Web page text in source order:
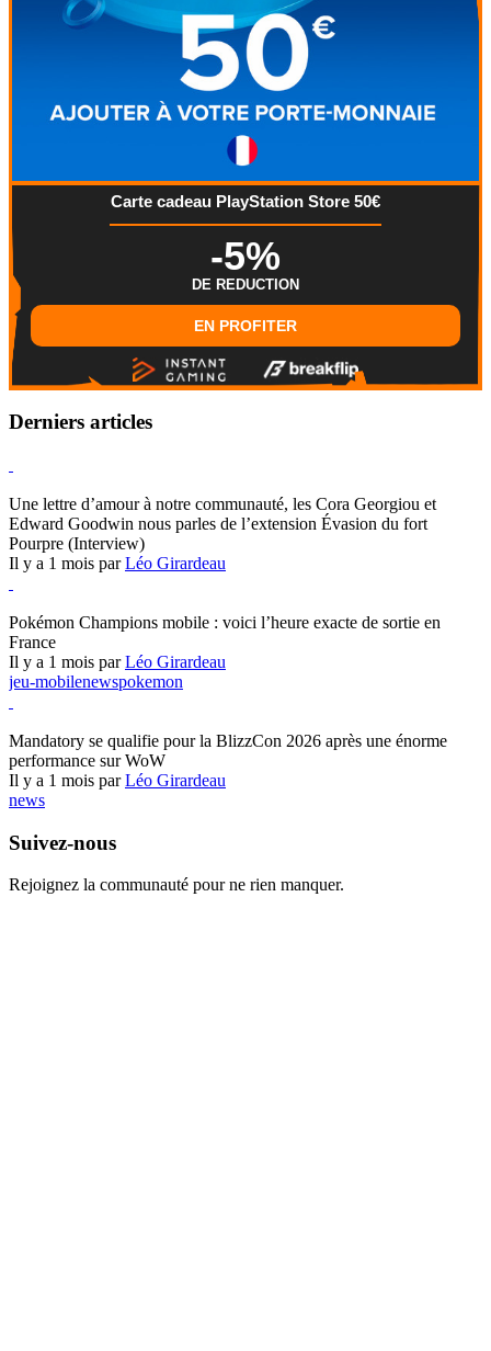
Carte cadeau PlayStation Store 50€
-5%
DE REDUCTION
EN PROFITER
Derniers articles
Une lettre d’amour à notre communauté, les Cora Georgiou et
Edward Goodwin nous parles de l’extension Évasion du fort
Pourpre (Interview)
Il y a 1 mois parLéo Girardeau
Pokémon Champions mobile : voici l’heure exacte de sortie en
France
Il y a 1 mois parLéo Girardeau
jeu-mobilenewspokemon
Mandatory se qualifie pour la BlizzCon 2026 après une énorme
performance sur WoW
Il y a 1 mois parLéo Girardeau
news
Suivez-nous
Rejoignez la communauté pour ne rien manquer.